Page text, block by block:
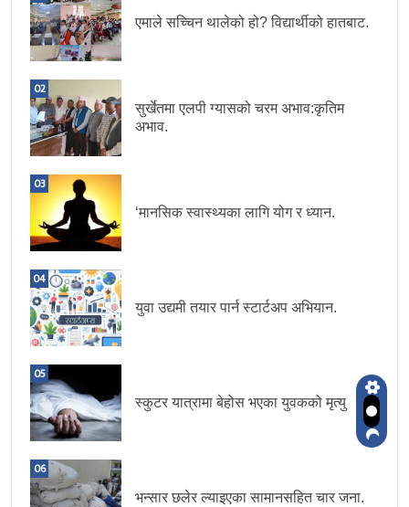
एमाले सच्चिन थालेको हो? विद्यार्थीको हातबाट.
02
सुर्खेतमा एलपी ग्यासको चरम अभाव:कृतिम
अभाव.
03
‘मानसिक स्वास्थ्यका लागि योग र ध्यान.
04
युवा उद्यमी तयार पार्न स्टार्टअप अभियान.
05
स्कुटर यात्रामा बेहोस भएका युवकको मृत्यु
06
भन्सार छलेर ल्याइएका सामानसहित चार जना.